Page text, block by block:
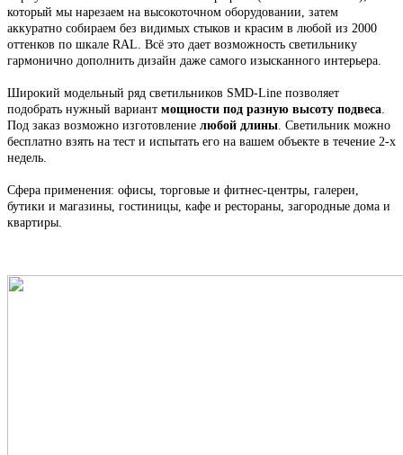
который мы нарезаем на высокоточном оборудовании, затем
аккуратно собираем без видимых стыков и красим в любой из 2000
оттенков по шкале RAL. Всё это дает возможность светильнику
гармонично дополнить дизайн даже самого изысканного интерьера.
Широкий модельный ряд светильников SMD-Line позволяет
подобрать нужный вариант мощности под разную высоту подвеса.
Под заказ возможно изготовление любой длины. Светильник можно
бесплатно взять на тест и испытать его на вашем объекте в течение 2-х
недель.
Сфера применения: офисы, торговые и фитнес-центры, галереи,
бутики и магазины, гостиницы, кафе и рестораны, загородные дома и
квартиры.